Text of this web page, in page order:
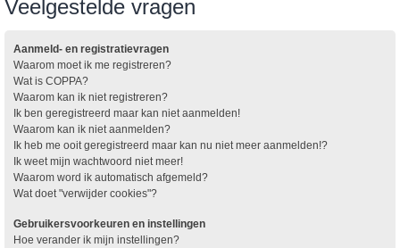
Veelgestelde vragen
Aanmeld- en registratievragen
Waarom moet ik me registreren?
Wat is COPPA?
Waarom kan ik niet registreren?
Ik ben geregistreerd maar kan niet aanmelden!
Waarom kan ik niet aanmelden?
Ik heb me ooit geregistreerd maar kan nu niet meer aanmelden!?
Ik weet mijn wachtwoord niet meer!
Waarom word ik automatisch afgemeld?
Wat doet "verwijder cookies"?
Gebruikersvoorkeuren en instellingen
Hoe verander ik mijn instellingen?